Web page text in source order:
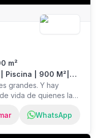
m²
Piscina | 900 M²|
grandes. Y hay
vida de quienes las
más exclusivas y
residencia en
elegancia y una
actualmente
WhatsApp